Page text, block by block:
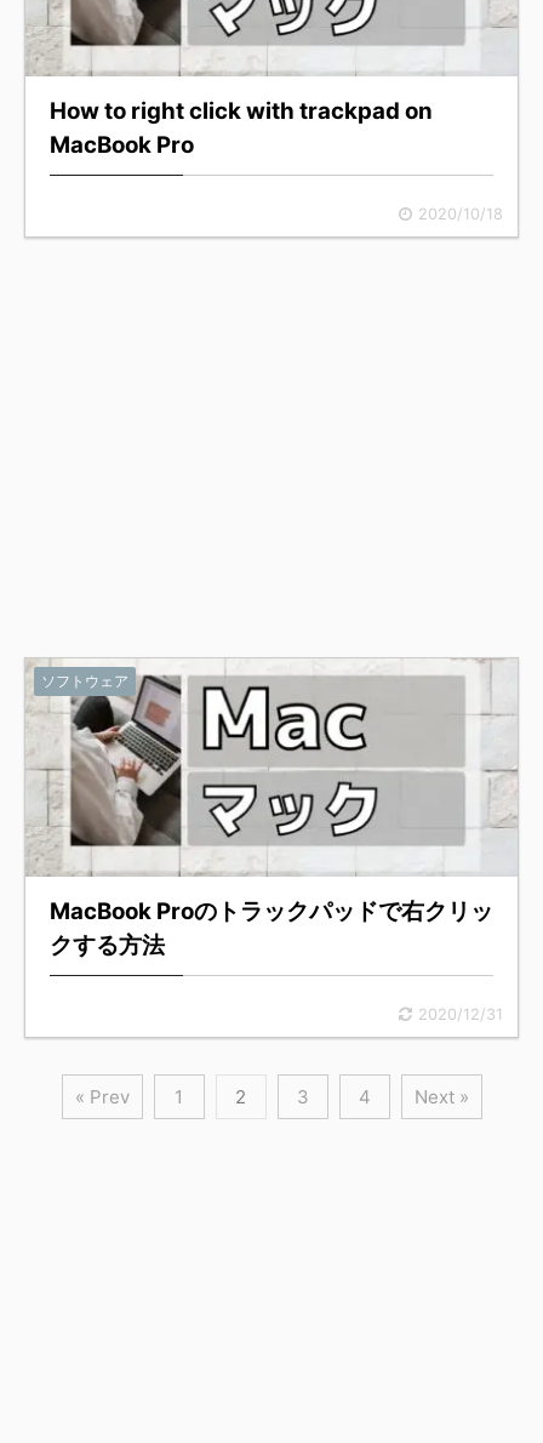
How to right click with trackpad on
MacBook Pro
2020/10/18
ソフトウェア
MacBook Proのトラックパッドで右クリッ
クする方法
2020/12/31
« Prev 1 2 3 4 Next »